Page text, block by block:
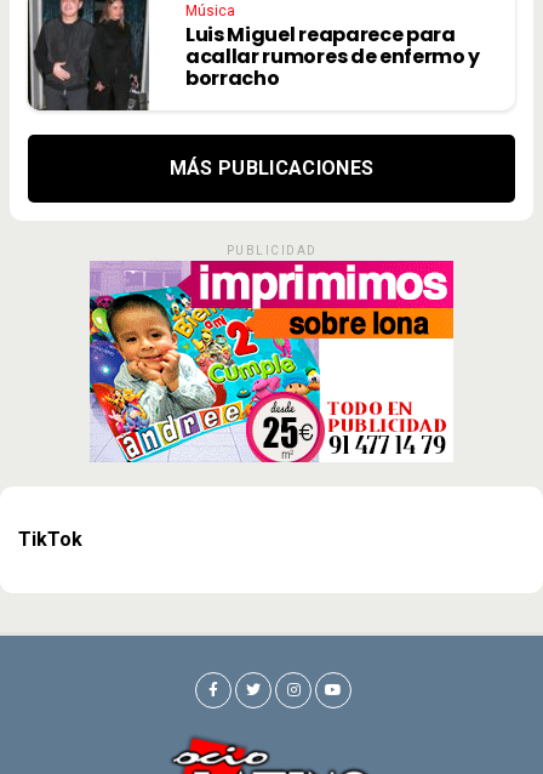
Música
Luis Miguel reaparece para
acallar rumores de enfermo y
borracho
MÁS PUBLICACIONES
PUBLICIDAD
TikTok